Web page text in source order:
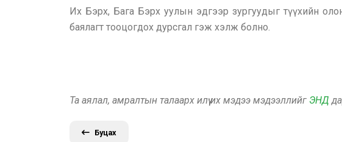
Их Бэрх, Бага Бэрх уулын эдгээр зургуудыг түүхийн
баялагт тооцогдох дурсгал гэж хэлж болно.
Та аялал, амралтын талаарх илүү их мэдээ мэдээллийг ЭНД
Буцах